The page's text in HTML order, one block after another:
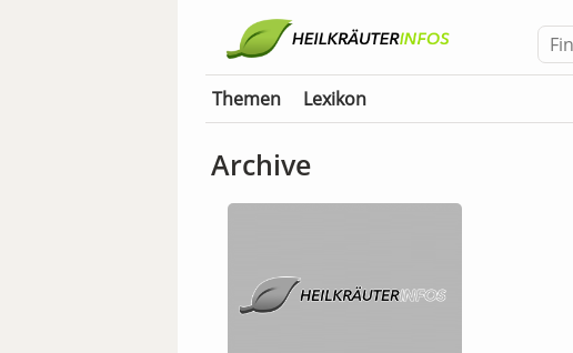
Themen Lexikon
Archive